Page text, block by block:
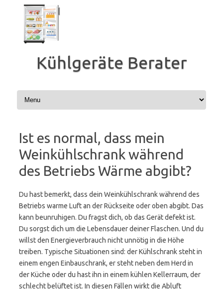
Zum
Inhalt
springen
Kühlgeräte Berater
Ist es normal, dass mein
Weinkühlschrank während
des Betriebs Wärme abgibt?
Du hast bemerkt, dass dein Weinkühlschrank während des
Betriebs warme Luft an der Rückseite oder oben abgibt. Das
kann beunruhigen. Du fragst dich, ob das Gerät defekt ist.
Du sorgst dich um die Lebensdauer deiner Flaschen. Und du
willst den Energieverbrauch nicht unnötig in die Höhe
treiben. Typische Situationen sind: der Kühlschrank steht in
einem engen Einbauschrank, er steht neben dem Herd in
der Küche oder du hast ihn in einem kühlen Kellerraum, der
schlecht belüftet ist. In diesen Fällen wirkt die Abluft